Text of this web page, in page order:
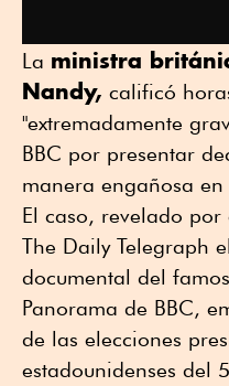
La ministra
Nandy, calificó
"extremadamente
BBC por presentar
manera engañosa
El caso, revelado
The Daily Telegraph
documental del
Panorama de BBC,
de las elecciones
estadounidenses del